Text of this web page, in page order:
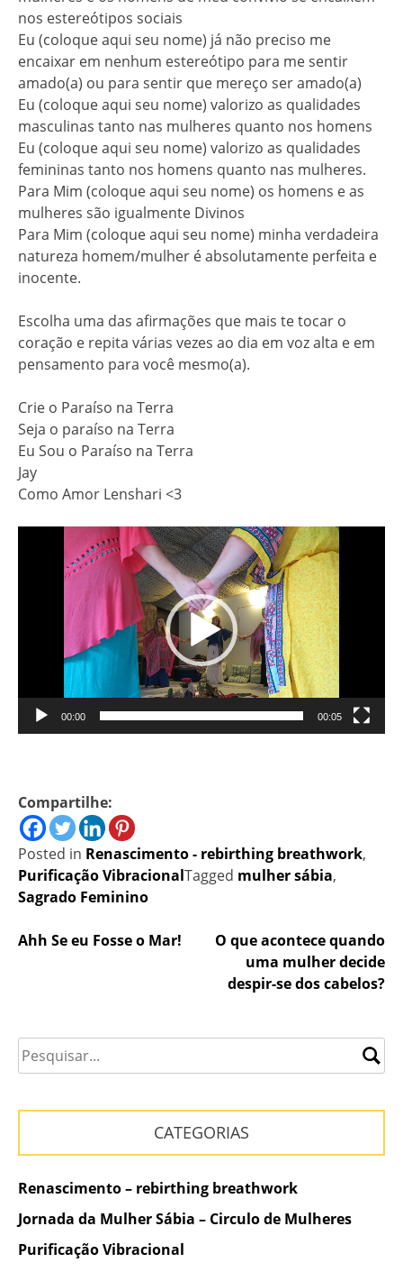
nos estereótipos sociais
Eu (coloque aqui seu nome) já não preciso me
encaixar em nenhum estereótipo para me sentir
amado(a) ou para sentir que mereço ser amado(a)
Eu (coloque aqui seu nome) valorizo as qualidades
masculinas tanto nas mulheres quanto nos homens
Eu (coloque aqui seu nome) valorizo as qualidades
femininas tanto nos homens quanto nas mulheres.
Para Mim (coloque aqui seu nome) os homens e as
mulheres são igualmente Divinos
Para Mim (coloque aqui seu nome) minha verdadeira
natureza homem/mulher é absolutamente perfeita e
inocente.
Escolha uma das afirmações que mais te tocar o
coração e repita várias vezes ao dia em voz alta e em
pensamento para você mesmo(a).
Crie o Paraíso na Terra
Seja o paraíso na Terra
Eu Sou o Paraíso na Terra
Jay
Como Amor Lenshari <3
00:00 00:05
Compartilhe:
Posted in Renascimento - rebirthing breathwork,
Purificação VibracionalTagged mulher sábia,
Sagrado Feminino
Navegação
Ahh Se eu Fosse o Mar!
O que acontece quando
uma mulher decide
despir-se dos cabelos?
CATEGORIAS
Renascimento – rebirthing breathwork
Jornada da Mulher Sábia – Circulo de Mulheres
Purificação Vibracional